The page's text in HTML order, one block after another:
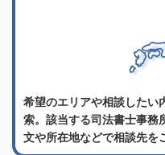
希望のエリアや相談したい
索。該当する司法書士事務
文や所在地などで相談先を